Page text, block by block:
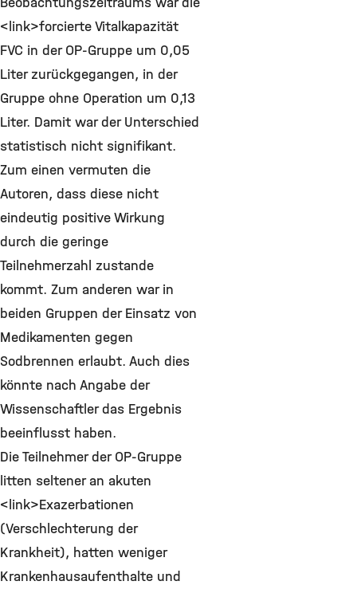
<link>forcierte Vitalkapazität
FVC in der OP-Gruppe um 0,05
Liter zurückgegangen, in der
Gruppe ohne Operation um 0,13
Liter. Damit war der Unterschied
statistisch nicht signifikant.
Zum einen vermuten die
Autoren, dass diese nicht
eindeutig positive Wirkung
durch die geringe
Teilnehmerzahl zustande
kommt. Zum anderen war in
beiden Gruppen der Einsatz von
Medikamenten gegen
Sodbrennen erlaubt. Auch dies
könnte nach Angabe der
Wissenschaftler das Ergebnis
beeinflusst haben.
Die Teilnehmer der OP-Gruppe
litten seltener an akuten
<link>Exazerbationen
(Verschlechterung der
Krankheit), hatten weniger
Krankenhausaufenthalte und